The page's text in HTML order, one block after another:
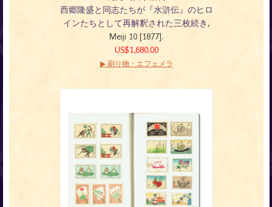
西郷隆盛と同志たちが『水滸伝』のヒロ
インたちとして再解釈された三枚続き ,
Meiji 10 [1877].
US$1,680.00
▶ 刷り物・エフェメラ